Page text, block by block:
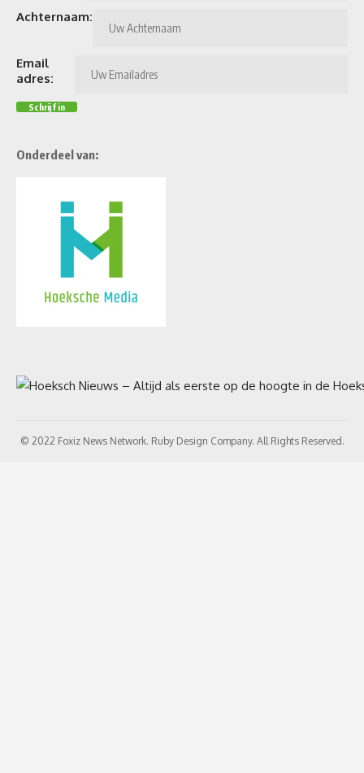
Achternaam:
Email
adres:
Onderdeel van:
© 2022 Foxiz News Network. Ruby Design Company. All Rights Reserved.